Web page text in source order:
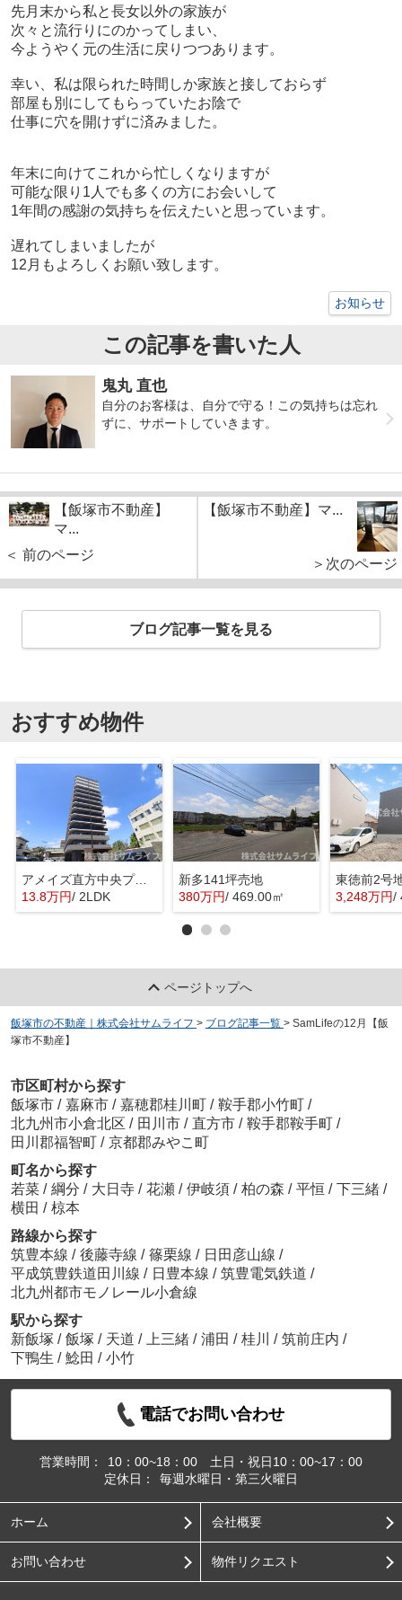
先月末から私と長女以外の家族が
次々と流行りにのかってしまい、
今ようやく元の生活に戻りつつあります。
幸い、私は限られた時間しか家族と接しておらず
部屋も別にしてもらっていたお陰で
仕事に穴を開けずに済みました。
年末に向けてこれから忙しくなりますが
可能な限り 1 人でも多くの方にお会いして
1年間の感謝の気持ちを伝えたいと思っています。
遅れてしまいましたが
12 月もよろしくお願い致します。
お知らせ
この記事を書いた人
鬼丸 直也
自分のお客様は、自分で守る！この気持ちは忘れ
ずに、サポートしていきます。
【飯塚市不動産】
マ...
＜ 前のページ
【飯塚市不動産】マ...
＞次のページ
ブログ記事一覧を見る
おすすめ物件
アメイズ直方中央プレミアム
13.8万円/ 2LDK
新多141坪売地
380万円/ 469.00㎡
東徳前2号
3,248万円/
ページトップへ
飯塚市の不動産｜株式会社サムライフ > ブログ記事一覧 > SamLifeの12月【飯
塚市不動産】
市区町村から探す
飯塚市 / 嘉麻市 / 嘉穂郡桂川町 / 鞍手郡小竹町 /
北九州市小倉北区 / 田川市 / 直方市 / 鞍手郡鞍手町 /
田川郡福智町 / 京都郡みやこ町
町名から探す
若菜 / 綱分 / 大日寺 / 花瀬 / 伊岐須 / 柏の森 / 平恒 / 下三緒 /
横田 / 椋本
路線から探す
筑豊本線 / 後藤寺線 / 篠栗線 / 日田彦山線 /
平成筑豊鉄道田川線 / 日豊本線 / 筑豊電気鉄道 /
北九州都市モノレール小倉線
駅から探す
新飯塚 / 飯塚 / 天道 / 上三緒 / 浦田 / 桂川 / 筑前庄内 /
下鴨生 / 鯰田 / 小竹
電話でお問い合わせ
営業時間：
10：00~18：00 土日・祝日10：00~17：00
定休日：
毎週水曜日・第三火曜日
ホーム 会社概要
お問い合わせ 物件リクエスト